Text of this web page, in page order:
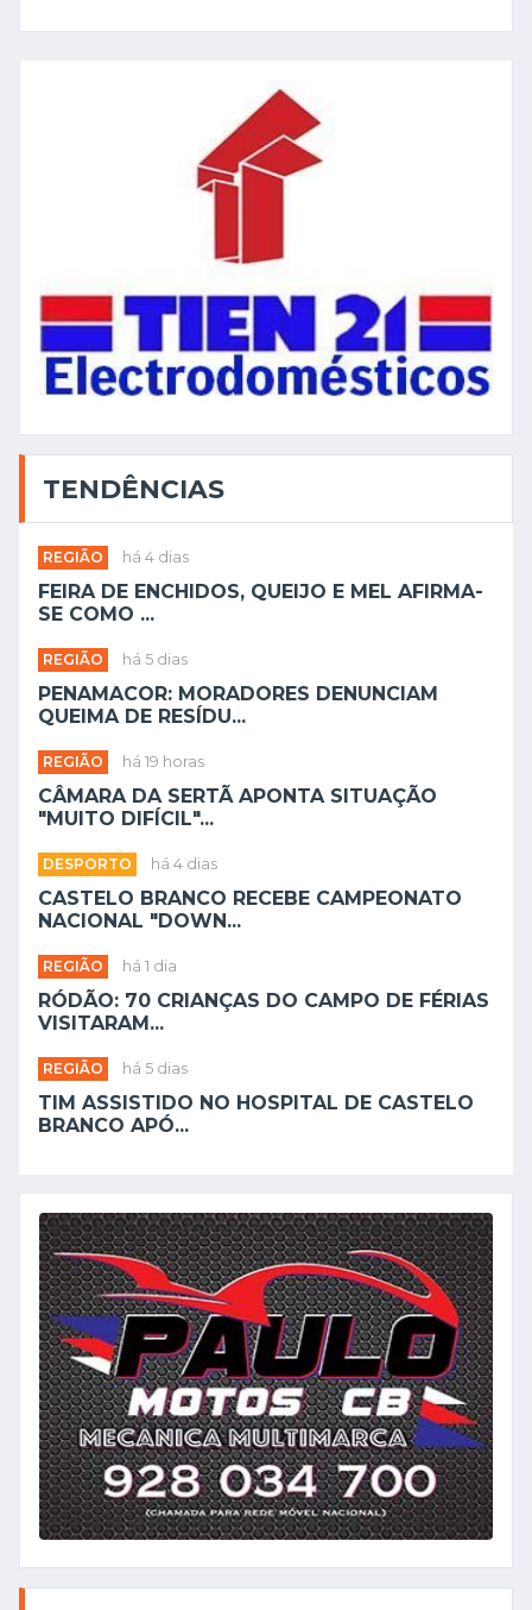
TENDÊNCIAS
REGIÃO há 4 dias
FEIRA DE ENCHIDOS, QUEIJO E MEL AFIRMA-
SE COMO ...
REGIÃO há 5 dias
PENAMACOR: MORADORES DENUNCIAM
QUEIMA DE RESÍDU...
REGIÃO há 19 horas
CÂMARA DA SERTÃ APONTA SITUAÇÃO
"MUITO DIFÍCIL"...
DESPORTO há 4 dias
CASTELO BRANCO RECEBE CAMPEONATO
NACIONAL "DOWN...
REGIÃO há 1 dia
RÓDÃO: 70 CRIANÇAS DO CAMPO DE FÉRIAS
VISITARAM...
REGIÃO há 5 dias
TIM ASSISTIDO NO HOSPITAL DE CASTELO
BRANCO APÓ...